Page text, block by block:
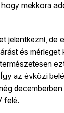
mekkora
jelentkezni, de
és
az évközi
felé.